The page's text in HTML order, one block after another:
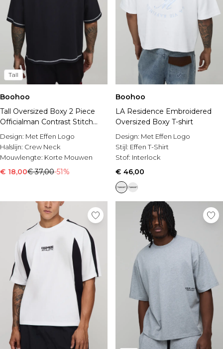
Tall
Boohoo
Tall Oversized Boxy 2 Piece
Officialman Contrast Stitch
Embroidered T-Shirt
Design: Met Effen Logo
Halslijn: Crew Neck
Mouwlengte: Korte Mouwen
€ 18,00€ 37,00-51%
Boohoo
LA Residence Embroidered
Oversized Boxy T-shirt
Design: Met Effen Logo
Stijl: Effen T-Shirt
Stof: Interlock
€ 46,00